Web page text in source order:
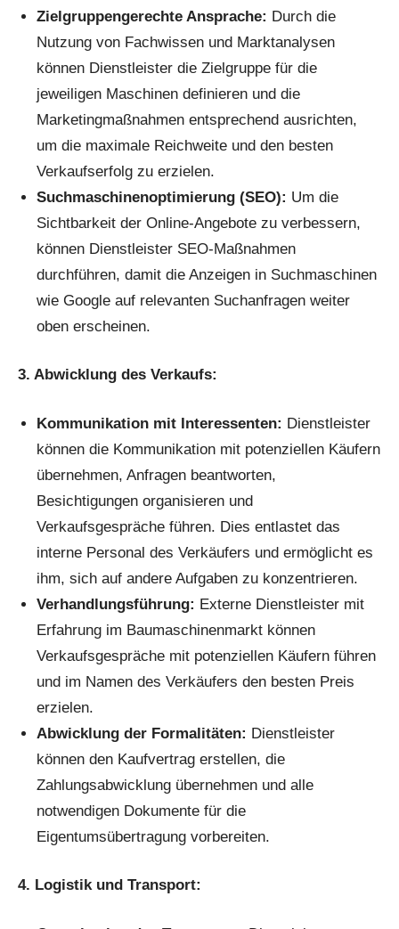
Zielgruppengerechte Ansprache: Durch die
Nutzung von Fachwissen und Marktanalysen
können Dienstleister die Zielgruppe für die
jeweiligen Maschinen definieren und die
Marketingmaßnahmen entsprechend ausrichten,
um die maximale Reichweite und den besten
Verkaufserfolg zu erzielen.
Suchmaschinenoptimierung (SEO): Um die
Sichtbarkeit der Online-Angebote zu verbessern,
können Dienstleister SEO-Maßnahmen
durchführen, damit die Anzeigen in Suchmaschinen
wie Google auf relevanten Suchanfragen weiter
oben erscheinen.
3. Abwicklung des Verkaufs:
Kommunikation mit Interessenten: Dienstleister
können die Kommunikation mit potenziellen Käufern
übernehmen, Anfragen beantworten,
Besichtigungen organisieren und
Verkaufsgespräche führen. Dies entlastet das
interne Personal des Verkäufers und ermöglicht es
ihm, sich auf andere Aufgaben zu konzentrieren.
Verhandlungsführung: Externe Dienstleister mit
Erfahrung im Baumaschinenmarkt können
Verkaufsgespräche mit potenziellen Käufern führen
und im Namen des Verkäufers den besten Preis
erzielen.
Abwicklung der Formalitäten: Dienstleister
können den Kaufvertrag erstellen, die
Zahlungsabwicklung übernehmen und alle
notwendigen Dokumente für die
Eigentumsübertragung vorbereiten.
4. Logistik und Transport: